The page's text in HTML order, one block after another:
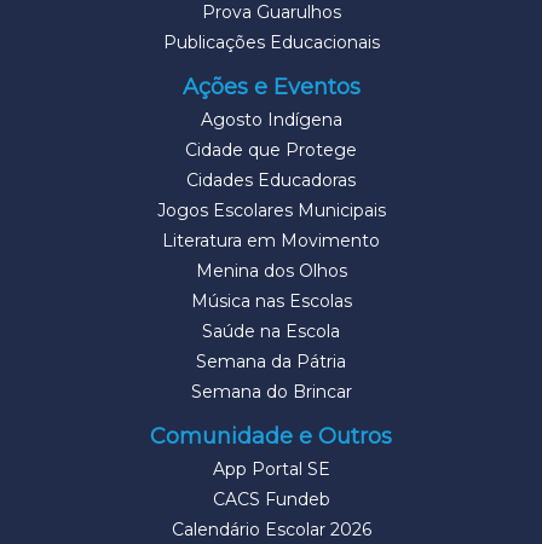
Prova Guarulhos
Publicações Educacionais
Ações e Eventos
Agosto Indígena
Cidade que Protege
Cidades Educadoras
Jogos Escolares Municipais
Literatura em Movimento
Menina dos Olhos
Música nas Escolas
Saúde na Escola
Semana da Pátria
Semana do Brincar
Comunidade e Outros
App Portal SE
CACS Fundeb
Calendário Escolar 2026